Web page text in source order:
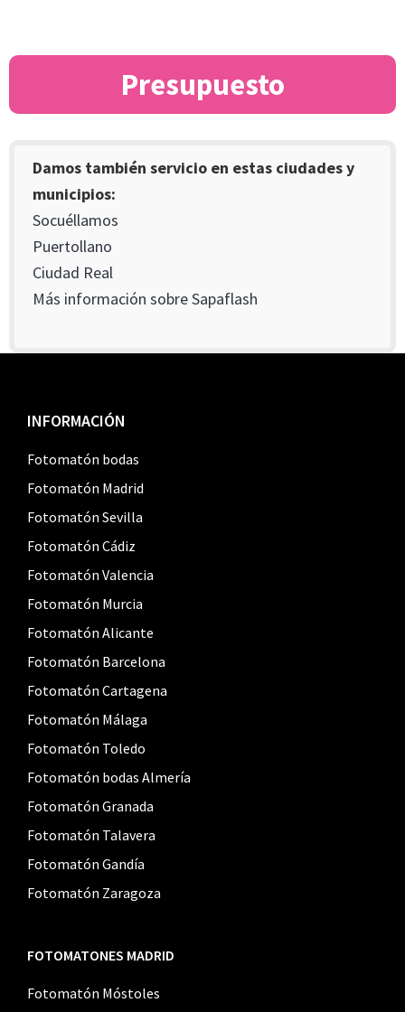
Presupuesto
Damos también servicio en estas ciudades y
municipios:
Socuéllamos
Puertollano
Ciudad Real
Más información sobre Sapaflash
Footer
INFORMACIÓN
Fotomatón bodas
Fotomatón Madrid
Fotomatón Sevilla
Fotomatón Cádiz
Fotomatón Valencia
Fotomatón Murcia
Fotomatón Alicante
Fotomatón Barcelona
Fotomatón Cartagena
Fotomatón Málaga
Fotomatón Toledo
Fotomatón bodas Almería
Fotomatón Granada
Fotomatón Talavera
Fotomatón Gandía
Fotomatón Zaragoza
FOTOMATONES MADRID
Fotomatón Móstoles